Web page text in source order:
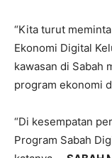
“Kita turut
Ekonomi Digital
kawasan di Sabah
program ekonomi
“Di kesempatan
Program Sabah